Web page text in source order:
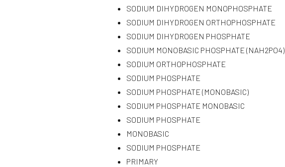
SODIUM DIHYDROGEN MONOPHOSPHATE
SODIUM DIHYDROGEN ORTHOPHOSPHATE
SODIUM DIHYDROGEN PHOSPHATE
SODIUM MONOBASIC PHOSPHATE (NAH2PO4)
SODIUM ORTHOPHOSPHATE
SODIUM PHOSPHATE
SODIUM PHOSPHATE (MONOBASIC)
SODIUM PHOSPHATE MONOBASIC
SODIUM PHOSPHATE
MONOBASIC
SODIUM PHOSPHATE
PRIMARY